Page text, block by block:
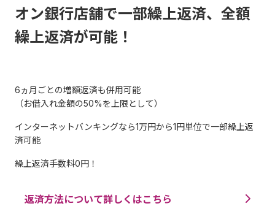
オン銀行店舗で一部繰上返済、全額
繰上返済が可能！
6ヵ月ごとの増額返済も併用可能
（お借入れ金額の50%を上限として）
インターネットバンキングなら1万円から1円単位で一部繰上返
済可能
繰上返済手数料0円！
返済方法について詳しくはこちら